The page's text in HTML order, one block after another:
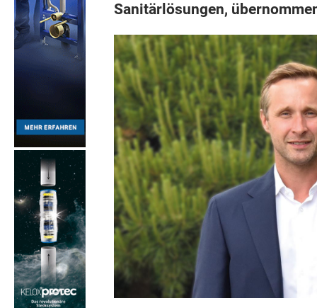
Sanitärlösungen,